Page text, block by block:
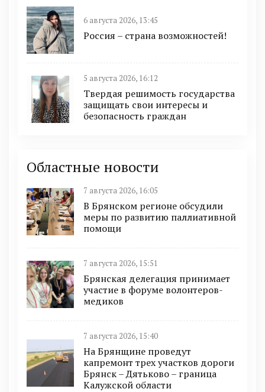
6 августа 2026, 13:45
Россия – страна возможностей!
5 августа 2026, 16:12
Твердая решимость государства
защищать свои интересы и
безопасность граждан
Областные новости
7 августа 2026, 16:05
В Брянском регионе обсудили
меры по развитию паллиативной
помощи
7 августа 2026, 15:51
Брянская делегация принимает
участие в форуме волонтеров-
медиков
7 августа 2026, 15:40
На Брянщине проведут
капремонт трех участков дороги
Брянск – Дятьково – граница
Калужской области